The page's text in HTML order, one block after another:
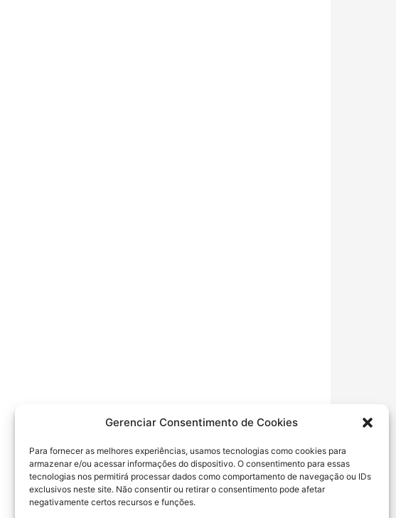
Gerenciar Consentimento de Cookies
Para fornecer as melhores experiências, usamos tecnologias como cookies para
armazenar e/ou acessar informações do dispositivo. O consentimento para essas
tecnologias nos permitirá processar dados como comportamento de navegação ou IDs
exclusivos neste site. Não consentir ou retirar o consentimento pode afetar
negativamente certos recursos e funções.